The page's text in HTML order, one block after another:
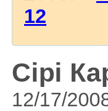
12
Сірі
12/17/